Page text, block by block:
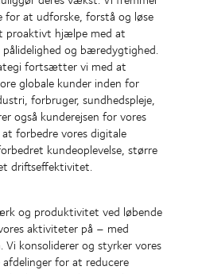
for at udforske, forstå og løse
proaktivt hjælpe med at
og bæredygtighed.
fortsætter vi med at
globale kunder inden for
forbruger, sundhedspleje,
også kunderejsen for vores
forbedre vores digitale
kundeoplevelse, større
driftseffektivitet.
og produktivitet ved løbende
aktiviteter på – med
konsoliderer og styrker vores
for at reducere